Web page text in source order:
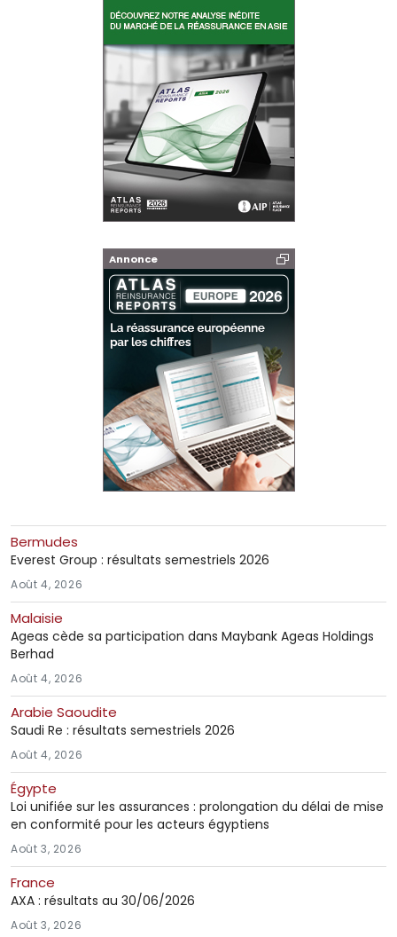
Annonce
Bermudes
Everest Group : résultats semestriels 2026
Août 4, 2026
Malaisie
Ageas cède sa participation dans Maybank Ageas Holdings
Berhad
Août 4, 2026
Arabie Saoudite
Saudi Re : résultats semestriels 2026
Août 4, 2026
Égypte
Loi unifiée sur les assurances : prolongation du délai de mise
en conformité pour les acteurs égyptiens
Août 3, 2026
France
AXA : résultats au 30/06/2026
Août 3, 2026